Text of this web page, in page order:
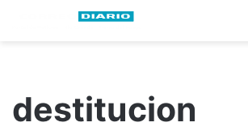
destitucion